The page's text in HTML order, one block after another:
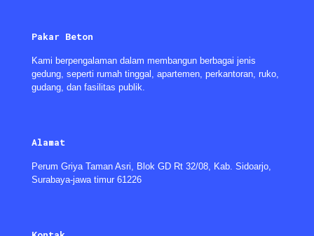
Pakar Beton
Kami berpengalaman dalam membangun berbagai jenis
gedung, seperti rumah tinggal, apartemen, perkantoran, ruko,
gudang, dan fasilitas publik.
Alamat
Perum Griya Taman Asri, Blok GD Rt 32/08, Kab. Sidoarjo,
Surabaya-jawa timur 61226